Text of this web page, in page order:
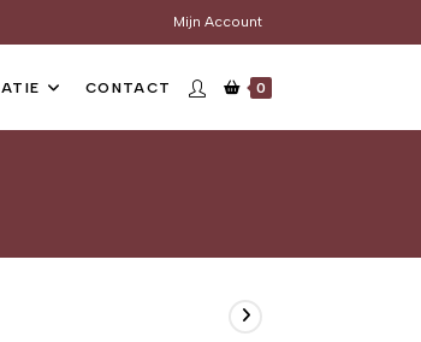
Mijn Account
CONTACT 0